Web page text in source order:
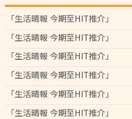
「生活晴報 今期至HIT推介」
「生活晴報 今期至HIT推介」
「生活晴報 今期至HIT推介」
「生活晴報 今期至HIT推介」
「生活晴報 今期至HIT推介」
「生活晴報 今期至HIT推介」